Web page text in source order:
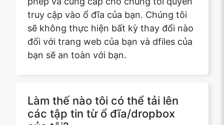
bạn sẽ an toàn với bạn.
Làm thế nào tôi có thể tải lên
Nhấp vào mũi tên thả xuống và chọn
Dropbox/Google Drive. Chọn tài khoản